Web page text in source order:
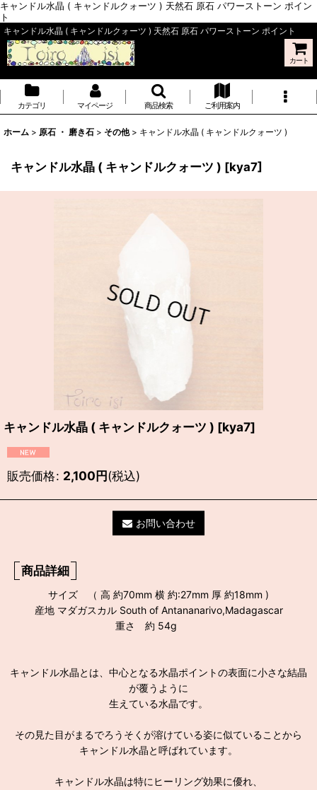
キャンドル水晶 ( キャンドルクォーツ ) 天然石 原石 パワーストーン ポイン
ト
キャンドル水晶 ( キャンドルクォーツ ) 天然石 原石 パワーストーン ポイント
カート
カテゴリ マイページ 商品検索 ご利用案内
ホーム > 原石 ・ 磨き石 > その他 > キャンドル水晶 ( キャンドルクォーツ )
キャンドル水晶 ( キャンドルクォーツ ) [kya7]
キャンドル水晶 ( キャンドルクォーツ ) [kya7]
販売価格: 2,100円(税込)
お問い合わせ
商品詳細
サイズ （ 高 約70mm 横 約:27mm 厚 約18mm )
産地 マダガスカル South of Antananarivo,Madagascar
重さ 約 54g
キャンドル水晶とは、中心となる水晶ポイントの表面に小さな結晶
が覆うように
生えている水晶です。
その見た目がまるでろうそくが溶けている姿に似ていることから
キャンドル水晶と呼ばれています。
キャンドル水晶は特にヒーリング効果に優れ、